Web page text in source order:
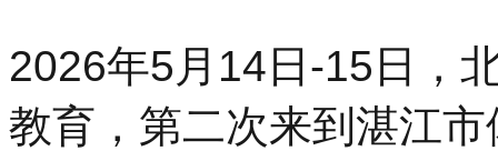
2026年5月14日-15日，
教育，第二次来到湛江